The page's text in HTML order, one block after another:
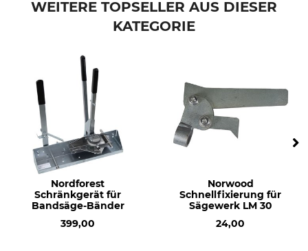
WEITERE TOPSELLER AUS DIESER
KATEGORIE
Nordforest
Schränkgerät für
Bandsäge-Bänder
399,00
Norwood
Schnellfixierung für
Sägewerk LM 30
24,00